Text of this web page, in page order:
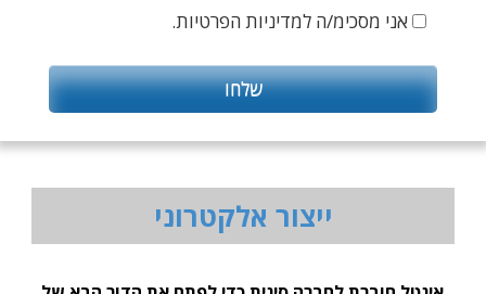
אני מסכימ/ה למדיניות הפרטיות.
ייצור אלקטרוני